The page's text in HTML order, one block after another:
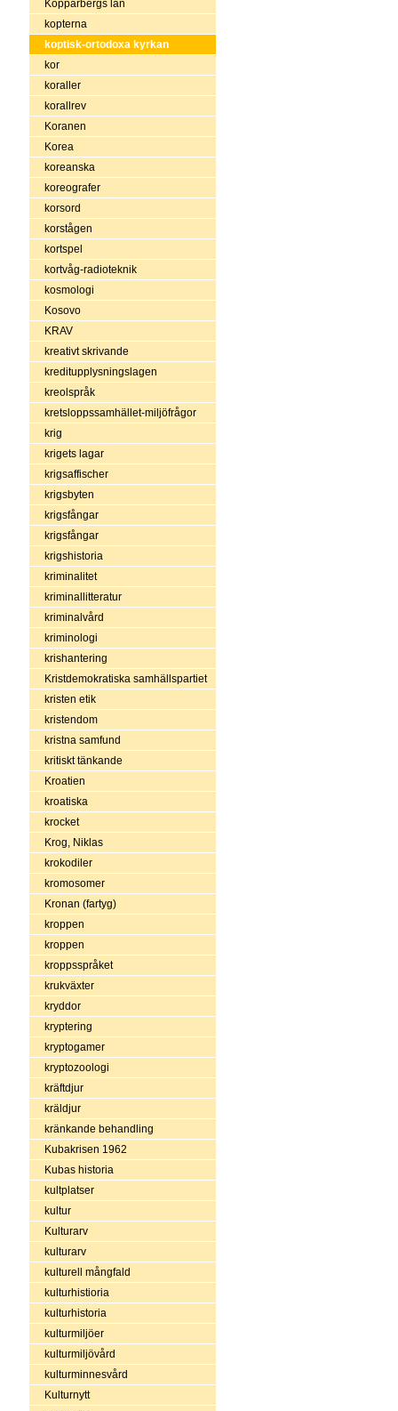
Kopparbergs län
kopterna
koptisk-ortodoxa kyrkan
kor
koraller
korallrev
Koranen
Korea
koreanska
koreografer
korsord
korstågen
kortspel
kortvåg-radioteknik
kosmologi
Kosovo
KRAV
kreativt skrivande
kreditupplysningslagen
kreolspråk
kretsloppssamhället-miljöfrågor
krig
krigets lagar
krigsaffischer
krigsbyten
krigsfångar
krigsfångar
krigshistoria
kriminalitet
kriminallitteratur
kriminalvård
kriminologi
krishantering
Kristdemokratiska samhällspartiet
kristen etik
kristendom
kristna samfund
kritiskt tänkande
Kroatien
kroatiska
krocket
Krog, Niklas
krokodiler
kromosomer
Kronan (fartyg)
kroppen
kroppen
kroppsspråket
krukväxter
kryddor
kryptering
kryptogamer
kryptozoologi
kräftdjur
kräldjur
kränkande behandling
Kubakrisen 1962
Kubas historia
kultplatser
kultur
Kulturarv
kulturarv
kulturell mångfald
kulturhistioria
kulturhistoria
kulturmiljöer
kulturmiljövård
kulturminnesvård
Kulturnytt